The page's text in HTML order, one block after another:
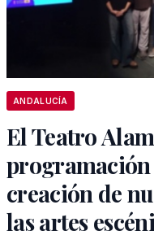
ANDALUCÍA
El Teatro
programación
creación de
las artes